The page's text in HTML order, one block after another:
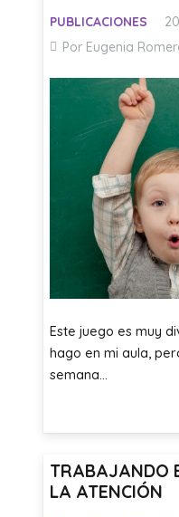
PUBLICACIONES
Por Eugenia
Este juego es muy
hago en mi aula,
semana…
TRABAJANDO
LA ATENCIÓN